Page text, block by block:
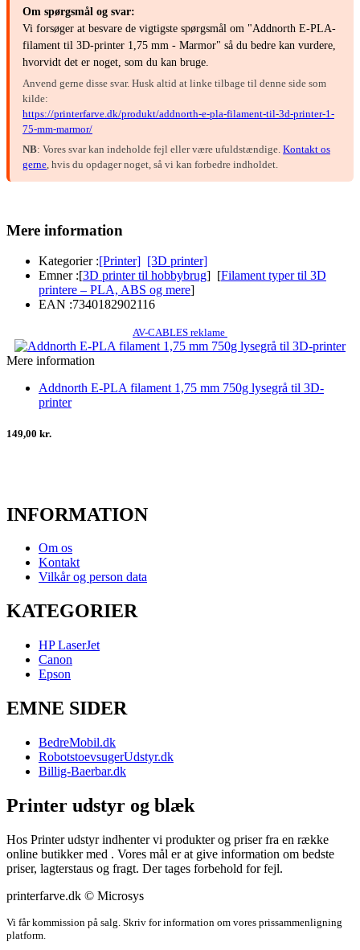
Om spørgsmål og svar:
Vi forsøger at besvare de vigtigste spørgsmål om "Addnorth E-PLA-
filament til 3D-printer 1,75 mm - Marmor" så du bedre kan vurdere,
hvorvidt det er noget, som du kan bruge.
Anvend gerne disse svar. Husk altid at linke tilbage til denne side som
kilde:
https://printerfarve.dk/produkt/addnorth-e-pla-filament-til-3d-printer-1-
75-mm-marmor/
NB: Vores svar kan indeholde fejl eller være ufuldstændige. Kontakt os
gerne , hvis du opdager noget, så vi kan forbedre indholdet.
Mere information
Kategorier :[Printer] [3D printer]
Emner :[3D printer til hobbybrug] [Filament typer til 3D
printere – PLA, ABS og mere]
EAN :7340182902116
AV-CABLES reklame
Mere information
Addnorth E-PLA filament 1,75 mm 750g lysegrå til 3D-
printer
149,00 kr.
INFORMATION
Om os
Kontakt
Vilkår og person data
KATEGORIER
HP LaserJet
Canon
Epson
EMNE SIDER
BedreMobil.dk
RobotstoevsugerUdstyr.dk
Billig-Baerbar.dk
Printer udstyr og blæk
Hos Printer udstyr indhenter vi produkter og priser fra en række
online butikker med . Vores mål er at give information om bedste
priser, lagterstaus og fragt. Der tages forbehold for fejl.
printerfarve.dk © Microsys
Vi får kommission på salg. Skriv for information om vores prissammenligning
platform.